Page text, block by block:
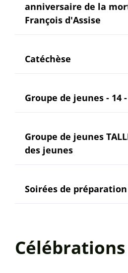
anniversaire de la
François d'Assise
Catéchèse
Groupe de jeunes - 14
Groupe de jeunes
des jeunes
Soirées de
Célébrations